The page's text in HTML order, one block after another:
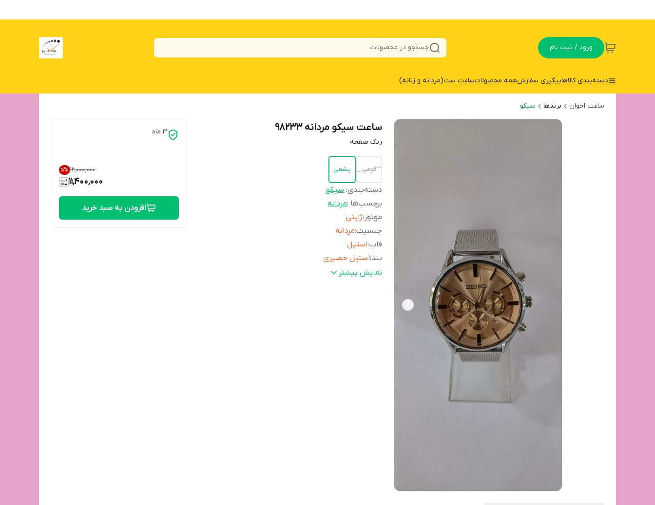
ورود / ثبت نام جستجو در محصولات
دسته‌بندی کالاهاپیگیری سفارشهمه محصولاتساعت ست(مردانه و زنانه)
ساعت اخوان برندها سیکو
ساعت سیکو مردانه 98233
رنگ صفحه
کرمی یشمی
دسته‌بندی:سیکو
برچسب‌ها :مردانه
موتور :ژاپنی
جنسیت:مردانه
قاب:استیل
بند:استیل حصیری
کرنوگراف:دارد
نمایش بیشتر
12 ماه
۱۲٬۰۰۰٬۰۰۰ 5%
11,400,000
افزودن به سبد خرید